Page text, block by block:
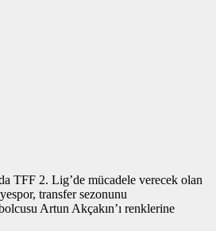
TFF 2. Lig’de mücadele verecek olan
transfer sezonunu
Artun Akçakın’ı renklerine